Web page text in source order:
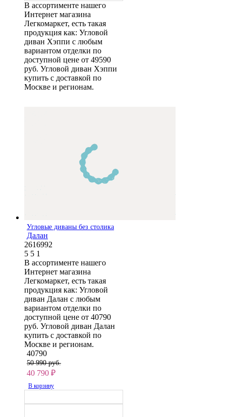
В ассортименте нашего
Интернет магазина
Легкомаркет, есть такая
продукция как: Угловой
диван Хэппи с любым
вариантом отделки по
доступной цене от 49590
руб. Угловой диван Хэппи
купить с доставкой по
Москве и регионам.
Угловые диваны без столика
Далан
2616992
5 5 1
В ассортименте нашего
Интернет магазина
Легкомаркет, есть такая
продукция как: Угловой
диван Далан с любым
вариантом отделки по
доступной цене от 40790
руб. Угловой диван Далан
купить с доставкой по
Москве и регионам.
40790
50 990 руб.
40 790 ₽
В корзину